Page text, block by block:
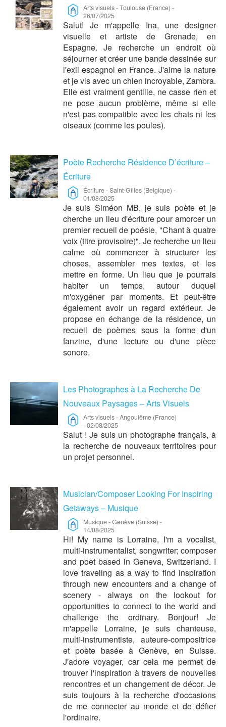
Arts visuels-Toulouse (France) -
26/07/2025
Salut! Je m'appelle Ina, une designer
visuelle et artiste de Grenade, en
Espagne. Je recherche un endroit où
séjourner et créer une bande dessinée sur
l'exil espagnol en France. J'aime la nature
et je vis avec un chien incroyable, Zambra.
Elle est vraiment gentille, ne casse rien et
ne pose aucun problème, même si elle
n'est pas compatible avec les chats ni les
oiseaux (comme les poules).
Poète Recherche Résidence D’écriture –
Écriture
Écriture-Saint-Gilles (Belgique) -
01/08/2025
Je suis Siméon MB, je suis poète et je
cherche un lieu d'écriture pour amorcer un
premier recueil de poésie, "Chant à quatre
voix (titre provisoire)". Je recherche un lieu
calme où commencer à structurer les
choses, assembler mes textes, et les
mettre en forme. Un lieu que je pourrais
habiter un temps, autour duquel
m'oxygéner par moments. Et peut-être
également avoir un regard extérieur. Je
propose en échange de la résidence, un
recueil de poèmes sous la forme d'un
fanzine, d'une lecture ou d'une pièce
sonore.
Les Photographes à La Recherche De
Nouveaux Paysages – Arts Visuels
Arts visuels-Angoulême (France)
-02/08/2025
Salut ! Je suis un photographe français, à
la recherche de nouveaux territoires pour
un projet personnel.
Musician/Composer Looking For Inspiring
Getaways – Musique
Musique-Genève (Suisse) -
14/08/2025
Hi! My name is Lorraine, I'm a vocalist,
multi-instrumentalist, songwriter; composer
and poet based in Geneva, Switzerland. I
love traveling as a way to find inspiration
through new encounters and a change of
scenery - always on the lookout for
opportunities to connect to the world and
challenge the ordinary. Bonjour! Je
m'appelle Lorraine, je suis chanteuse,
multi-instrumentiste, auteure-compositrice
et poète basée à Genève, en Suisse.
J'adore voyager, car cela me permet de
trouver l'inspiration à travers de nouvelles
rencontres et un changement de décor. Je
suis toujours à la recherche d'occasions
de me connecter au monde et de défier
l'ordinaire.